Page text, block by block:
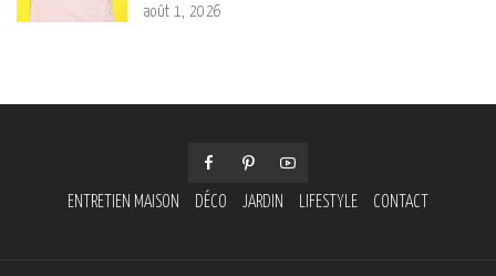
août 1, 2026
ENTRETIEN MAISON DÉCO JARDIN LIFESTYLE CONTACT